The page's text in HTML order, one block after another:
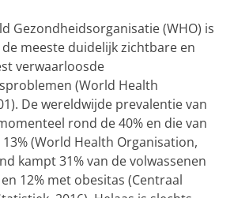
Gezondheidsorganisatie (WHO) is
meeste duidelijk zichtbare en
verwaarloosde
(World Health
De wereldwijde prevalentie van
rond de 40% en die van
(World Health Organisation,
kampt 31% van de volwassenen
12% met obesitas (Centraal